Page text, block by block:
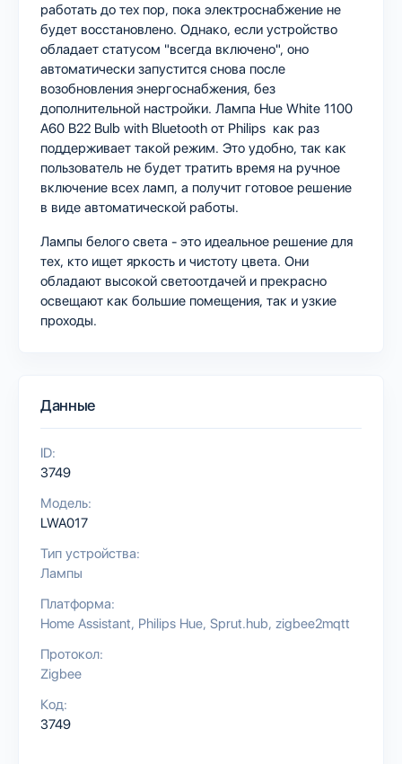
работать до тех пор, пока электроснабжение не
будет восстановлено. Однако, если устройство
обладает статусом "всегда включено", оно
автоматически запустится снова после
возобновления энергоснабжения, без
дополнительной настройки. Лампа Hue White 1100
A60 B22 Bulb with Bluetooth от Philips как раз
поддерживает такой режим. Это удобно, так как
пользователь не будет тратить время на ручное
включение всех ламп, а получит готовое решение
в виде автоматической работы.
Лампы белого света - это идеальное решение для
тех, кто ищет яркость и чистоту цвета. Они
обладают высокой светоотдачей и прекрасно
освещают как большие помещения, так и узкие
проходы.
Данные
ID:
3749
Модель:
LWA017
Тип устройства:
Лампы
Платформа:
Home Assistant Philips Hue Sprut.hub zigbee2mqtt
Протокол:
Zigbee
Код:
3749